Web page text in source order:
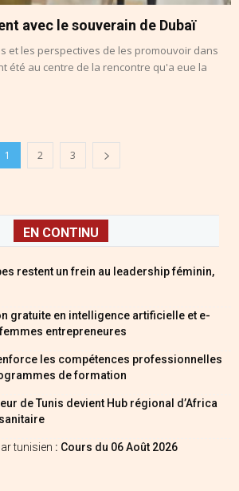
avec le souverain de Dubaï
et les perspectives de les promouvoir dans
été au centre de la rencontre qu'a eue la
1 2 3
EN CONTINU
restent un frein au leadership féminin,
gratuite en intelligence artificielle et e-
entrepreneures
les compétences professionnelles
de formation
de Tunis devient Hub régional d’Africa
tunisien : Cours du 06 Août 2026